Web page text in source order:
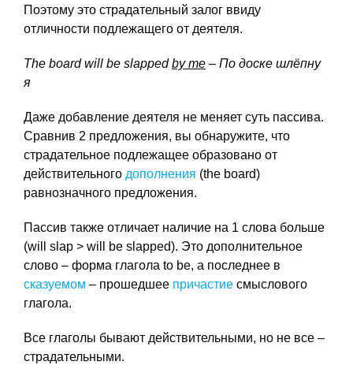
Поэтому это страдательный залог ввиду
отличности подлежащего от деятеля.
The board will be slappedby me – По доске шлёпну
я
Даже добавление деятеля не меняет суть пассива.
Сравнив 2 предложения, вы обнаружите, что
страдательное подлежащее образовано от
действительного дополнения (the board)
равнозначного предложения.
Пассив также отличает наличие на 1 слова больше
(will slap > will be slapped). Это дополнительное
слово – форма глагола to be, а последнее в
сказуемом – прошедшее причастие смыслового
глагола.
Все глаголы бывают действительными, но не все –
страдательными.